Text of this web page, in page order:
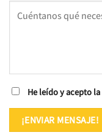
He leído y acepto la